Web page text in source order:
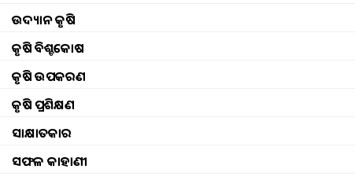
ଉଦ୍ୟାନ କୃଷି
କୃଷି ବିଶ୍ବକୋଷ
କୃଷି ଉପକରଣ
କୃଷି ପ୍ରଶିକ୍ଷଣ
ସାକ୍ଷାତକାର
ସଫଳ କାହାଣୀ